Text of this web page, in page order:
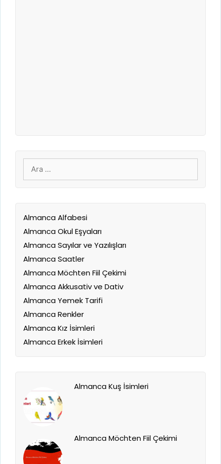
için
ara
Almanca Alfabesi
Almanca Okul Eşyaları
Almanca Sayılar ve Yazılışları
Almanca Saatler
Almanca Möchten Fiil Çekimi
Almanca Akkusativ ve Dativ
Almanca Yemek Tarifi
Almanca Renkler
Almanca Kız İsimleri
Almanca Erkek İsimleri
Almanca Kuş İsimleri
Almanca Möchten Fiil Çekimi